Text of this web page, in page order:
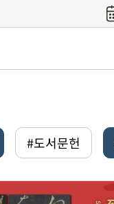
#도서문헌